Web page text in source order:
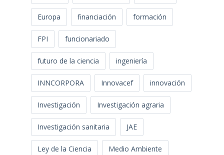
Europa financiación formación
FPI funcionariado
futuro de la ciencia ingeniería
INNCORPORA Innovacef innovación
Investigación Investigación agraria
Investigación sanitaria JAE
Ley de la Ciencia Medio Ambiente